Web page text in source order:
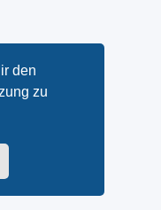
den
zu